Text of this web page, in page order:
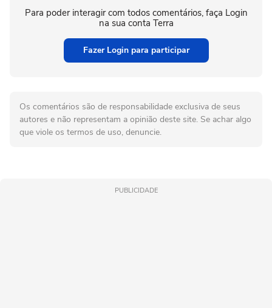
Para poder interagir com todos comentários, faça Login
na sua conta Terra
Fazer Login para participar
Os comentários são de responsabilidade exclusiva de seus
autores e não representam a opinião deste site. Se achar algo
que viole os termos de uso, denuncie.
PUBLICIDADE